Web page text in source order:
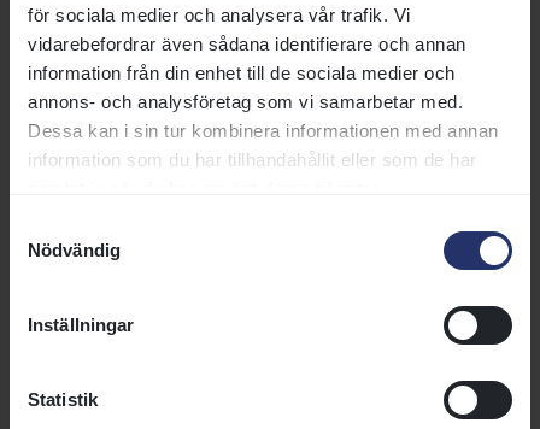
för sociala medier och analysera vår trafik. Vi
vidarebefordrar även sådana identifierare och annan
information från din enhet till de sociala medier och
annons- och analysföretag som vi samarbetar med.
Dessa kan i sin tur kombinera informationen med annan
information som du har tillhandahållit eller som de har
Nödvändig
Inställningar
Statistik
Miss Rachel Zane bjöd på en härlig slutrökare i en Silver
Premium med generösa 85 000 kronor i förstapris.
Cornelia Hartsmar red irlandsimporten som tränas av
Annika Delinder.
Nevile Chamberlain anförde den 1 730 meter långa
och Civilon.
Miss Rachel Zane avancerat fram i ett fint slagläge
Vid upploppets början styrde Cornelia Hartsmar ut El